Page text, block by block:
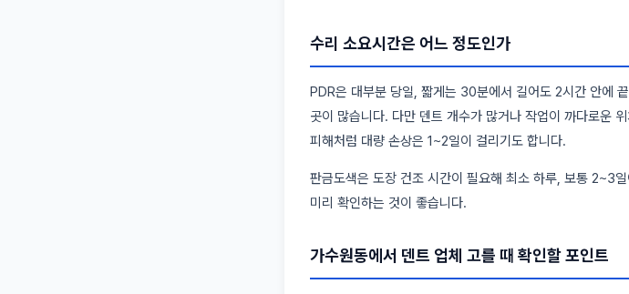
수리 소요시간은 어느 정도인가
PDR은 대부분 당일, 짧게는 30분에서 길어도 2시간 안에
곳이 많습니다. 다만 덴트 개수가 많거나 작업이 까다로운
피해처럼 대량 손상은 1~2일이 걸리기도 합니다.
판금도색은 도장 건조 시간이 필요해 최소 하루, 보통 2~3
미리 확인하는 것이 좋습니다.
가수원동에서 덴트 업체 고를 때 확인할 포인트